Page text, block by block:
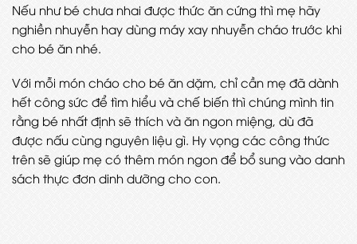
Nếu như bé chưa nhai được thức ăn cứng thì mẹ hãy
nghiền nhuyễn hay dùng máy xay nhuyễn cháo trước khi
cho bé ăn nhé.
Với mỗi món cháo cho bé ăn dặm, chỉ cần mẹ đã dành
hết công sức để tìm hiểu và chế biến thì chúng mình tin
rằng bé nhất định sẽ thích và ăn ngon miệng, dù đã
được nấu cùng nguyên liệu gì. Hy vọng các công thức
trên sẽ giúp mẹ có thêm món ngon để bổ sung vào danh
sách thực đơn dinh dưỡng cho con.